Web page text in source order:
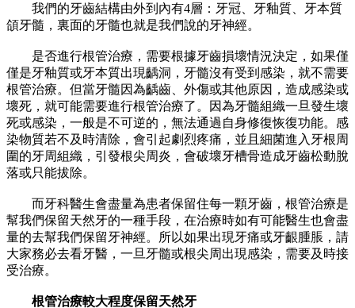
我們的牙齒結構由外到內有4層：牙冠、牙釉質、牙本質
頜牙髓，裏面的牙髓也就是我們說的牙神經。
是否進行根管治療，需要根據牙齒損壞情況決定，如果僅
僅是牙釉質或牙本質出現齲洞，牙髓沒有受到感染，就不需要
根管治療。但當牙髓因為齲齒、外傷或其他原因，造成感染或
壞死，就可能需要進行根管治療了。因為牙髓組織一旦發生壞
死或感染，一般是不可逆的，無法通過自身修復恢復功能。感
染物質若不及時清除，會引起劇烈疼痛，並且細菌進入牙根周
圍的牙周組織，引發根尖周炎，會破壞牙槽骨造成牙齒松動脫
落或只能拔除。
而牙科醫生會盡量為患者保留住每一顆牙齒，根管治療是
幫我們保留天然牙的一種手段，在治療時如有可能醫生也會盡
量的去幫我們保留牙神經。所以如果出現牙痛或牙齦腫脹，請
大家務必去看牙醫，一旦牙髓或根尖周出現感染，需要及時接
受治療。
根管治療較大程度保留天然牙